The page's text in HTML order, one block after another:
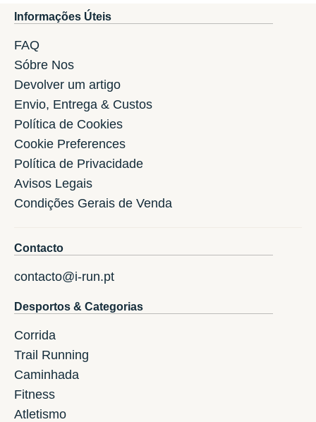
Informações Úteis
FAQ
Sóbre Nos
Devolver um artigo
Envio, Entrega & Custos
Política de Cookies
Cookie Preferences
Política de Privacidade
Avisos Legais
Condições Gerais de Venda
Contacto
contacto@i-run.pt
Desportos & Categorias
Corrida
Trail Running
Caminhada
Fitness
Atletismo